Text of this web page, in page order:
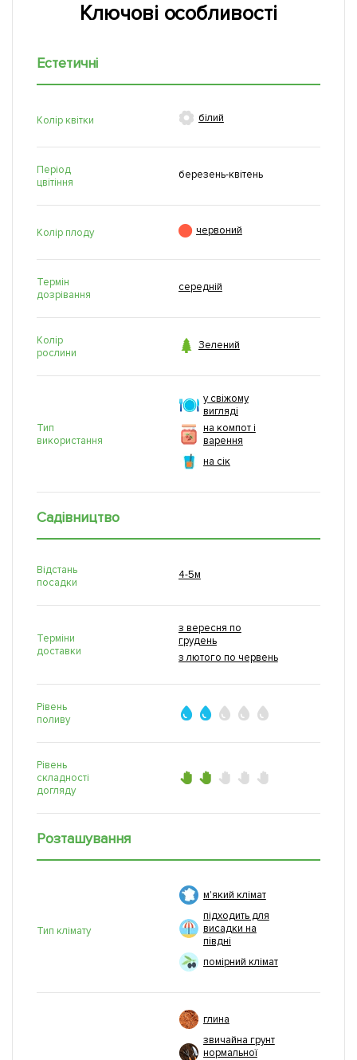
Ключові особливості
Естетичні
Колір квітки  білий
Період
цвітіння
березень-квітень
Колір плоду  червоний
Термін
дозрівання
середній
Колір
рослини
 Зелений
Тип
використання
у свіжому
вигляді
на компот і
варення
на сік
Садівництво
Відстань
посадки
4-5м
Терміни
доставки
з вересня по
грудень
з лютого по червень
Рівень
поливу
Рівень
складності
догляду
Розташування
Тип клімату
м'який клімат
підходить для
висадки на
півдні
помірний клімат
глина
звичайна грунт
нормальної